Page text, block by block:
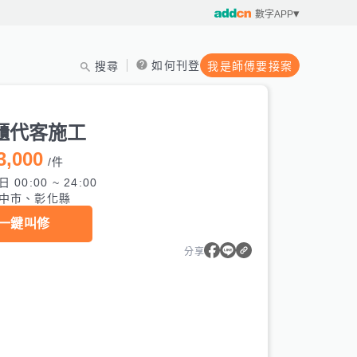
數字APP
搜尋 如何刊登 我是師傅要接案
代客施工
/件
00:00 ~ 24:00
市、彰化縣
鍵叫修
分享